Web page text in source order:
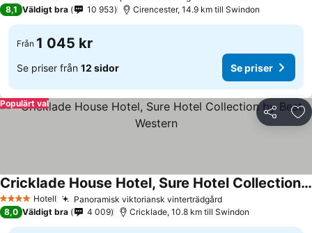
8,1 Väldigt bra 10 953 Cirencester, 14.9 km till Swindon
Från 1 045 kr
Se priser från 12 sidor Se priser
Dela
Populärt val
4 StjärnorHotell Panoramisk viktoriansk vinterträdgårdSe priser
Cricklade House Hotel, Sure Hotel Collection by Best Western
Se priser
8,0 Väldigt bra 4 009 Cricklade, 10.8 km till Swindon